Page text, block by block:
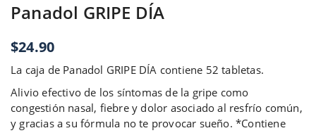
Panadol GRIPE DÍA
$24.90
La caja de Panadol GRIPE DÍA contiene 52 tabletas.
Alivio efectivo de los síntomas de la gripe como
congestión nasal, fiebre y dolor asociado al resfrío común,
y gracias a su fórmula no te provocar sueño. *Contiene